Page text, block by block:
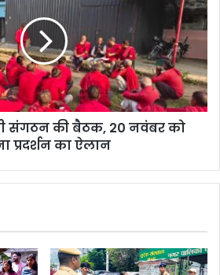
संगठन की बैठक, 20 नवंबर को
प्रदर्शन का ऐलान